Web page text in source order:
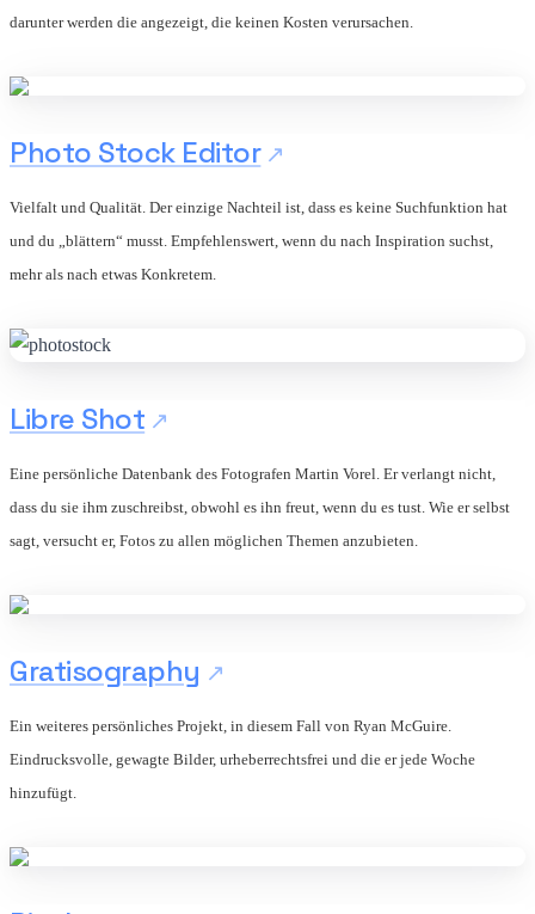
darunter werden die angezeigt, die keinen Kosten verursachen.
Photo Stock Editor
Vielfalt und Qualität. Der einzige Nachteil ist, dass es keine Suchfunktion hat
und du „blättern“ musst. Empfehlenswert, wenn du nach Inspiration suchst,
mehr als nach etwas Konkretem.
Libre Shot
Eine persönliche Datenbank des Fotografen Martin Vorel. Er verlangt nicht,
dass du sie ihm zuschreibst, obwohl es ihn freut, wenn du es tust. Wie er selbst
sagt, versucht er, Fotos zu allen möglichen Themen anzubieten.
Gratisography
Ein weiteres persönliches Projekt, in diesem Fall von Ryan McGuire.
Eindrucksvolle, gewagte Bilder, urheberrechtsfrei und die er jede Woche
hinzufügt.